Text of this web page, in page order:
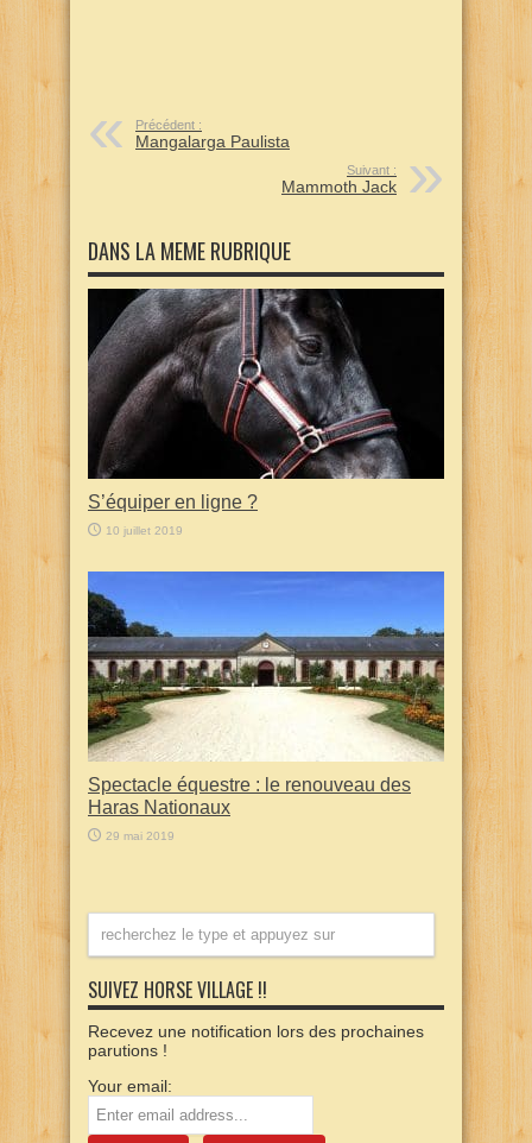
Précédent :
Mangalarga Paulista
Suivant :
Mammoth Jack
DANS LA MEME RUBRIQUE
S’équiper en ligne ?
10 juillet 2019
Spectacle équestre : le renouveau des
Haras Nationaux
29 mai 2019
SUIVEZ HORSE VILLAGE !!
Recevez une notification lors des prochaines
parutions !
Your email: